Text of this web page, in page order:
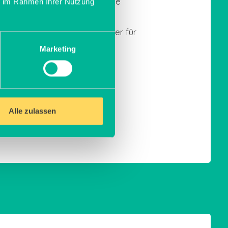
Marketing
Alle zulassen
sind jedoch zum Teil anfälliger für